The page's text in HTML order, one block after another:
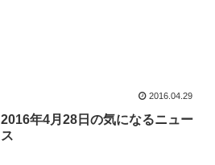
2016.04.29
2016年4月28日の気になるニュー
ス